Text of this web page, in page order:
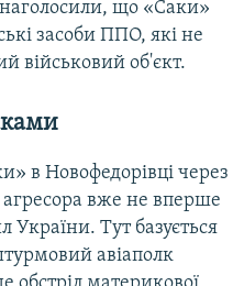
що «Саки»
засоби ППО, які не
військовий об'єкт.
в Новофедорівці через
агресора вже не вперше
України. Тут базується
авіаполк